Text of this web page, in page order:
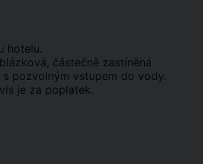
hotelu.
částečně zastíněná
s pozvolným vstupem do vody.
je za poplatek.